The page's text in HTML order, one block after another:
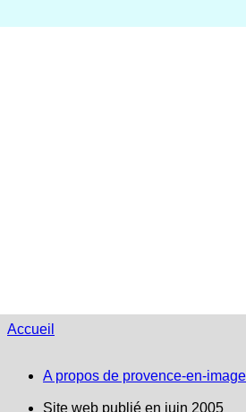
Accueil
A propos de provence-en-
Site web publié en juin 2005